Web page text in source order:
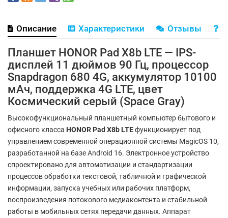
Описание Характеристики Отзывы
Планшет HONOR Pad X8b LTE — IPS-
дисплей 11 дюймов 90 Гц, процессор
Snapdragon 680 4G, аккумулятор 10100
мАч, поддержка 4G LTE, цвет
Космический серый (Space Gray)
Высокофункциональный планшетный компьютер бытового и
офисного класса HONOR Pad X8b LTEфункционирует под
управлением современной операционной системы MagicOS 10,
разработанной на базе Android 16. Электронное устройство
спроектировано для автоматизации и стандартизации
процессов обработки текстовой, табличной и графической
информации, запуска учебных или рабочих платформ,
воспроизведения потокового медиаконтента и стабильной
работы в мобильных сетях передачи данных. Аппарат